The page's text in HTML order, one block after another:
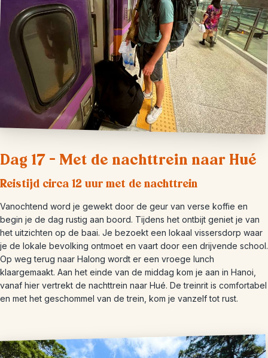
Dag 17 – Met de nachttrein naar Hué
Reistijd circa 12 uur met de nachttrein
Vanochtend word je gewekt door de geur van verse koffie en
begin je de dag rustig aan boord. Tijdens het ontbijt geniet je van
het uitzichten op de baai. Je bezoekt een lokaal vissersdorp waar
je de lokale bevolking ontmoet en vaart door een drijvende school.
Op weg terug naar Halong wordt er een vroege lunch
klaargemaakt. Aan het einde van de middag kom je aan in Hanoi,
vanaf hier vertrekt de nachttrein naar Hué. De treinrit is comfortabel
en met het geschommel van de trein, kom je vanzelf tot rust.